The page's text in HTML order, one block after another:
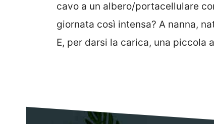
cavo a un albero/portacellulare
giornata così intensa? A nanna,
E, per darsi la carica, una piccola